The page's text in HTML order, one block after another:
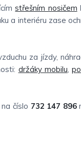
střešním nosičem
a interiéru zase
za jízdy,
držáky mobilu,
číslo 732 147 896